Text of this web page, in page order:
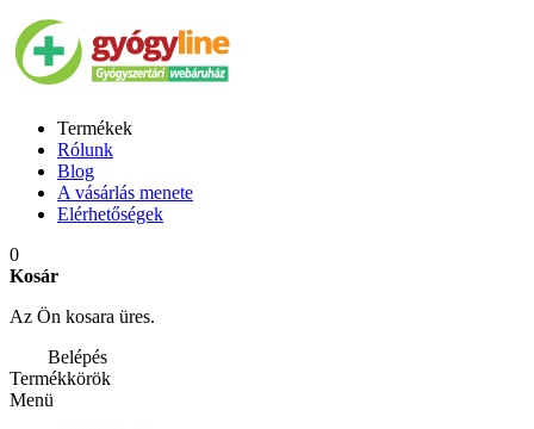
Termékek
Rólunk
Blog
A vásárlás menete
Elérhetőségek
0
Kosár
Az Ön kosara üres.
Belépés
Termékkörök
Menü